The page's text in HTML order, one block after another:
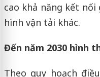
cao khả năng kết
hình vận tải khác.
Đến năm 2030 hình
Theo quy hoạch